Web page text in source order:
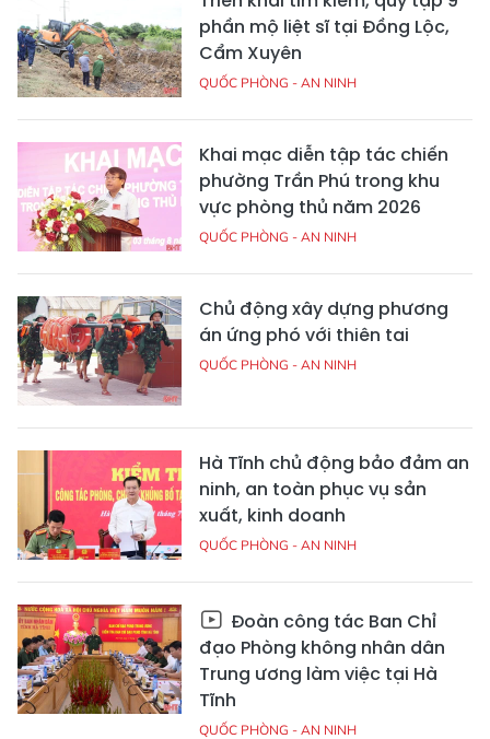
phần mộ liệt sĩ tại Đồng Lộc,
Cẩm Xuyên
QUỐC PHÒNG - AN NINH
Khai mạc diễn tập tác chiến
phường Trần Phú trong khu
vực phòng thủ năm 2026
QUỐC PHÒNG - AN NINH
Chủ động xây dựng phương
án ứng phó với thiên tai
QUỐC PHÒNG - AN NINH
Hà Tĩnh chủ động bảo đảm an
ninh, an toàn phục vụ sản
xuất, kinh doanh
QUỐC PHÒNG - AN NINH
Đoàn công tác Ban Chỉ
đạo Phòng không nhân dân
Trung ương làm việc tại Hà
Tĩnh
QUỐC PHÒNG - AN NINH